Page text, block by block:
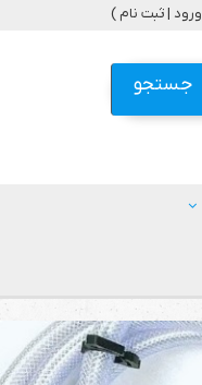
ورود | ثبت نام )
جستجو